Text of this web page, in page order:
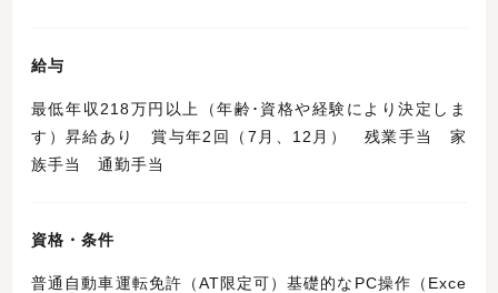
給与
最低年収218万円以上（年齢･資格や経験により決定しま
す）昇給あり 賞与年2回（7月、12月） 残業手当 家
族手当 通勤手当
資格・条件
普通自動車運転免許（AT限定可）基礎的なPC操作（Exce